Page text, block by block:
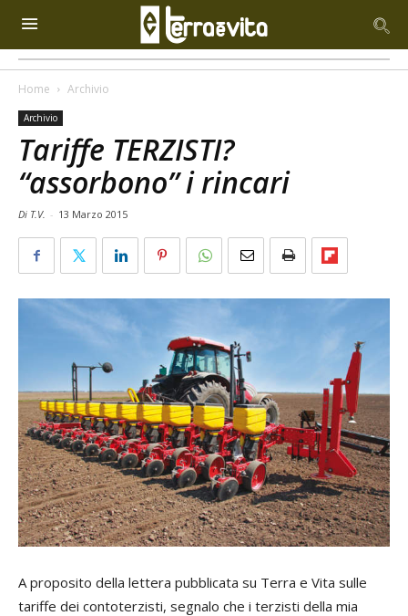
Home Archivio
Archivio
Tariffe TERZISTI?
“assorbono” i rincari
Di T.V. - 13 Marzo 2015
A proposito della lettera pubblicata su Terra e Vita sulle
tariffe dei contoterzisti, segnalo che i terzisti della mia